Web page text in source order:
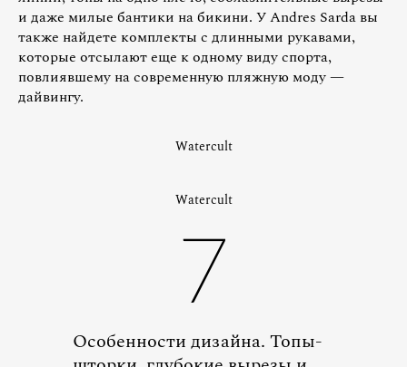
и даже милые бантики на бикини. У Andres Sarda вы
также найдете комплекты с длинными рукавами,
которые отсылают еще к одному виду спорта,
повлиявшему на современную пляжную моду —
дайвингу.
Watercult
Watercult
7
Особенности дизайна. Топы-